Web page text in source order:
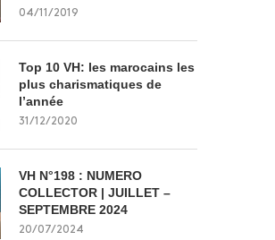
04/11/2019
Top 10 VH: les marocains les
plus charismatiques de
l’année
31/12/2020
VH N°198 : NUMERO
COLLECTOR | JUILLET –
SEPTEMBRE 2024
20/07/2024